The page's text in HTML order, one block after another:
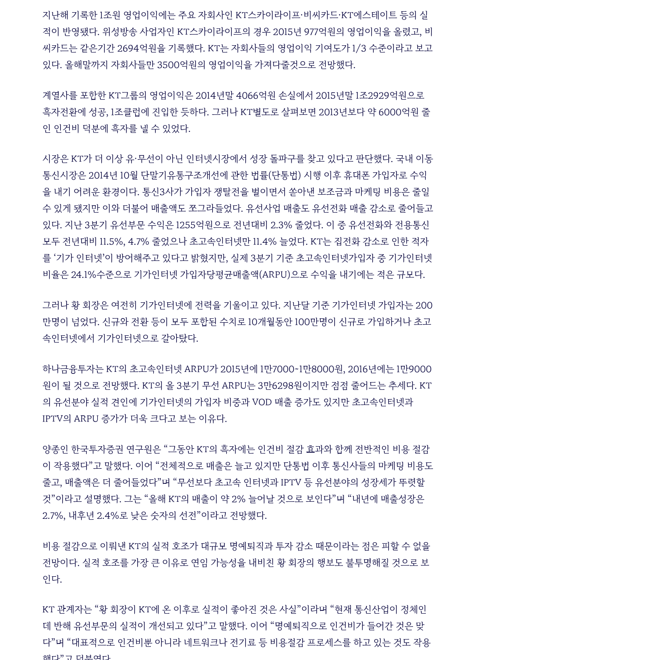
지난해 기록한 1조원 영업이익에는 주요 자회사인 KT스카이라이프·비씨카드·KT에스테이트 등의 실
적이 반영됐다. 위성방송 사업자인 KT스카이라이프의 경우 2015년 977억원의 영업이익을 올렸고, 비
씨카드는 같은기간 2694억원을 기록했다. KT는 자회사들의 영업이익 기여도가 1/3 수준이라고 보고
있다. 올해말까지 자회사들만 3500억원의 영업이익을 가져다줄것으로 전망했다.
계열사를 포함한 KT그룹의 영업이익은 2014년말 4066억원 손실에서 2015년말 1조2929억원으로
흑자전환에 성공, 1조클럽에 진입한 듯하다. 그러나 KT별도로 살펴보면 2013년보다 약 6000억원 줄
인 인건비 덕분에 흑자를 낼 수 있었다.
시장은 KT가 더 이상 유·무선이 아닌 인터넷시장에서 성장 돌파구를 찾고 있다고 판단했다. 국내 이동
통신시장은 2014년 10월 단말기유통구조개선에 관한 법률(단통법) 시행 이후 휴대폰 가입자로 수익
을 내기 어려운 환경이다. 통신3사가 가입자 쟁탈전을 벌이면서 쏟아낸 보조금과 마케팅 비용은 줄일
수 있게 됐지만 이와 더불어 매출액도 쪼그라들었다. 유선사업 매출도 유선전화 매출 감소로 줄어들고
있다. 지난 3분기 유선부문 수익은 1255억원으로 전년대비 2.3% 줄었다. 이 중 유선전화와 전용통신
모두 전년대비 11.5%, 4.7% 줄었으나 초고속인터넷만 11.4% 늘었다. KT는 집전화 감소로 인한 적자
를 ‘기가 인터넷’이 방어해주고 있다고 밝혔지만, 실제 3분기 기준 초고속인터넷가입자 중 기가인터넷
비율은 24.1%수준으로 기가인터넷 가입자당평균매출액(ARPU)으로 수익을 내기에는 적은 규모다.
그러나 황 회장은 여전히 기가인터넷에 전력을 기울이고 있다. 지난달 기준 기가인터넷 가입자는 200
만명이 넘었다. 신규와 전환 등이 모두 포함된 수치로 10개월동안 100만명이 신규로 가입하거나 초고
속인터넷에서 기가인터넷으로 갈아탔다.
하나금융투자는 KT의 초고속인터넷 ARPU가 2015년에 1만7000~1만8000원, 2016년에는 1만9000
원이 될 것으로 전망했다. KT의 올 3분기 무선 ARPU는 3만6298원이지만 점점 줄어드는 추세다. KT
의 유선분야 실적 견인에 기가인터넷의 가입자 비중과 VOD 매출 증가도 있지만 초고속인터넷과
IPTV의 ARPU 증가가 더욱 크다고 보는 이유다.
양종인 한국투자증권 연구원은 “그동안 KT의 흑자에는 인건비 절감 효과와 함께 전반적인 비용 절감
이 작용했다”고 말했다. 이어 “전체적으로 매출은 늘고 있지만 단통법 이후 통신사들의 마케팅 비용도
줄고, 매출액은 더 줄어들었다”며 “무선보다 초고속 인터넷과 IPTV 등 유선분야의 성장세가 뚜렷할
것”이라고 설명했다. 그는 “올해 KT의 매출이 약 2% 늘어날 것으로 보인다”며 “내년에 매출성장은
2.7%, 내후년 2.4%로 낮은 숫자의 선전”이라고 전망했다.
비용 절감으로 이뤄낸 KT의 실적 호조가 대규모 명예퇴직과 투자 감소 때문이라는 점은 피할 수 없을
전망이다. 실적 호조를 가장 큰 이유로 연임 가능성을 내비친 황 회장의 행보도 불투명해질 것으로 보
인다.
KT 관계자는 “황 회장이 KT에 온 이후로 실적이 좋아진 것은 사실”이라며 “현재 통신산업이 정체인
데 반해 유선부문의 실적이 개선되고 있다”고 말했다. 이어 “명예퇴직으로 인건비가 들어간 것은 맞
다”며 “대표적으로 인건비뿐 아니라 네트워크나 전기료 등 비용절감 프로세스를 하고 있는 것도 작용